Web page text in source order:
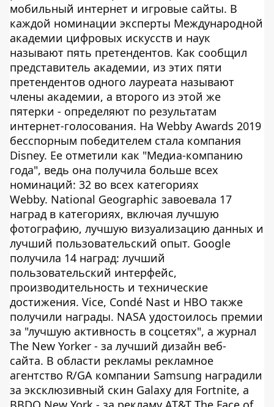
мобильный интернет и игровые сайты. В
каждой номинации эксперты Международной
академии цифровых искусств и наук
называют пять претендентов. Как сообщил
представитель академии, из этих пяти
претендентов одного лауреата называют
члены академии, а второго из этой же
пятерки - определяют по результатам
интернет-голосования. На Webby Awards 2019
бесспорным победителем стала компания
Disney. Ее отметили как "Медиа-компанию
года", ведь она получила больше всех
номинаций: 32 во всех категориях
Webby. National Geographic завоевала 17
наград в категориях, включая лучшую
фотографию, лучшую визуализацию данных и
лучший пользовательский опыт. Google
получила 14 наград: лучший
пользовательский интерфейс,
производительность и технические
достижения. Vice, Condé Nast и HBO также
получили награды. NASA удостоилось премии
за "лучшую активность в соцсетях", а журнал
The New Yorker - за лучший дизайн веб-
сайта. В области рекламы рекламное
агентство R/GA компании Samsung наградили
за эксклюзивный скин Galaxy для Fortnite, а